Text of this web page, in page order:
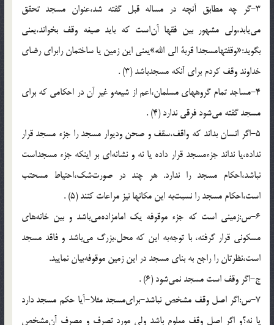
3-گر چه مطابق آنچه در مساله قبل گفته شد،عنوان مسجد تحقق
مى‌يابد،ولى مشهور بين فقها آن‌است كه بايد صيغه وقف بخواند،يعنى
بگويد:«وقفتهامسجدا قربة الى الله‌»يعنى اين زمين يا ساختمان رابراى رضاى
خداوند وقف كردم براى آنكه مسجدباشد (3) .
4-مساجد تمام گروههاى مسلمان،اعم از شيعه‌و غير آن در احكامى كه براى
مسجد گفته مى‌شود فرقى ندارد (4) .
5-اگر انسان بداند كه واقف،سقف و صحن وديوار مسجد را جزء مسجد قرار
نداده،يا نداند جزءمسجد قرار داده يا نه و نشانه‌اى بر اينكه جزء مسجداست
نباشد،احكام مسجد را ندارد. هر چند در صورت‌شك،احتياط مسحتب
است،احكام مسجد را نسبت‌به اين مكانها نيز مراعات كنند (5) .
6-س:زمينى است كه جزء موقوفه يك امامزاده‌مى‌باشد و بين خانه‌هاى
مسكونى قرار گرفته، با توجه‌به اين كه محل،بزرگ مى‌باشد و فاقد مسجد
است،نظرتان را راجع به بناى مسجد در اين زمين موقوفه‌بيان نماييد.
ج-اگر وقف است مسجد نمى‌شود (6) .
7-س:اگر اصل وقف مشخص نباشد-براى‌مسجد مثلا-آيا حكم مسجد دارد
يا نه؟و اگر اصل وقف معلوم باشد ولى مورد تصرف و مصرف آن‌مشخص